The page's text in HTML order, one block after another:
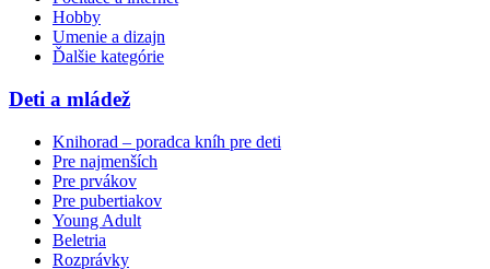
Hobby
Umenie a dizajn
Ďalšie kategórie
Deti a mládež
Knihorad – poradca kníh pre deti
Pre najmenších
Pre prvákov
Pre pubertiakov
Young Adult
Beletria
Rozprávky